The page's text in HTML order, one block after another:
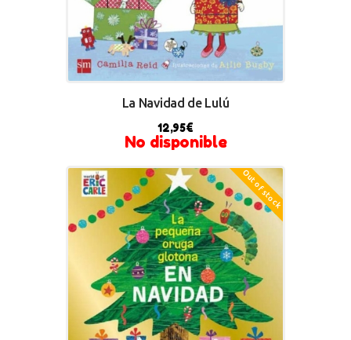
La Navidad de Lulú
12,95€
No disponible
Out of stock